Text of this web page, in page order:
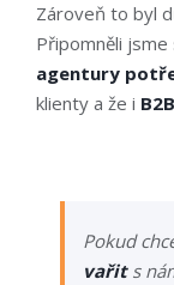
Zároveň to byl
Připomněli jsme
agentury
klienty a že i
Pokud
vařits